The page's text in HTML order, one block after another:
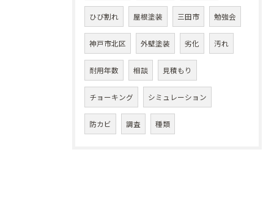
ひび割れ 屋根塗装 三田市 勉強会
神戸市北区 外壁塗装 劣化 汚れ
耐用年数 相談 見積もり
チョーキング シミュレーション
防カビ 調査 種類